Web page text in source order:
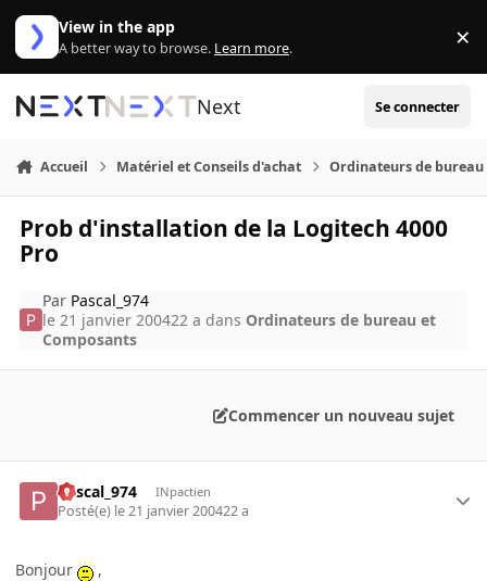
Aller au contenu
View in the app
A better way to browse. Learn more. ×
Next Se connecter
Accueil Matériel et Conseils d'achat Ordinateurs de bureau
Prob d'installation de la Logitech 4000
Pro
Par Pascal_974
le 21 janvier 200422 a dans Ordinateurs de bureau et
Composants
Commencer un nouveau sujet
Pascal_974 INpactien
Posté(e) le 21 janvier 200422 a
Bonjour
,